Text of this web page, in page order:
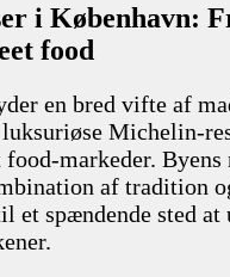
i København:
food
en bred vifte af
Michelin-
markeder.
af tradition
et spændende sted at